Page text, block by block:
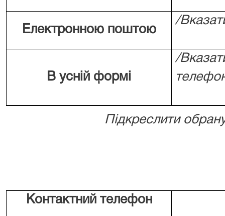
Електронною поштою
/
В усній формі
/
Підкреслити
Контактний телефон